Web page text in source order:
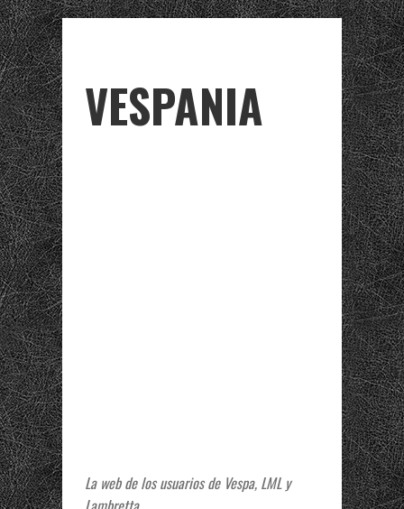
VESPANIA
La web de los usuarios de Vespa, LML y